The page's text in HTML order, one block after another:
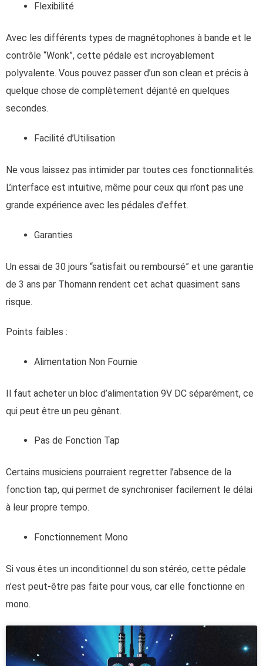
Flexibilité
Avec les différents types de magnétophones à bande et le
contrôle “Wonk”, cette pédale est incroyablement
polyvalente. Vous pouvez passer d’un son clean et précis à
quelque chose de complètement déjanté en quelques
secondes.
Facilité d’Utilisation
Ne vous laissez pas intimider par toutes ces fonctionnalités.
L’interface est intuitive, même pour ceux qui n’ont pas une
grande expérience avec les pédales d’effet.
Garanties
Un essai de 30 jours “satisfait ou remboursé” et une garantie
de 3 ans par Thomann rendent cet achat quasiment sans
risque.
Points faibles :
Alimentation Non Fournie
Il faut acheter un bloc d’alimentation 9V DC séparément, ce
qui peut être un peu gênant.
Pas de Fonction Tap
Certains musiciens pourraient regretter l’absence de la
fonction tap, qui permet de synchroniser facilement le délai
à leur propre tempo.
Fonctionnement Mono
Si vous êtes un inconditionnel du son stéréo, cette pédale
n’est peut-être pas faite pour vous, car elle fonctionne en
mono.